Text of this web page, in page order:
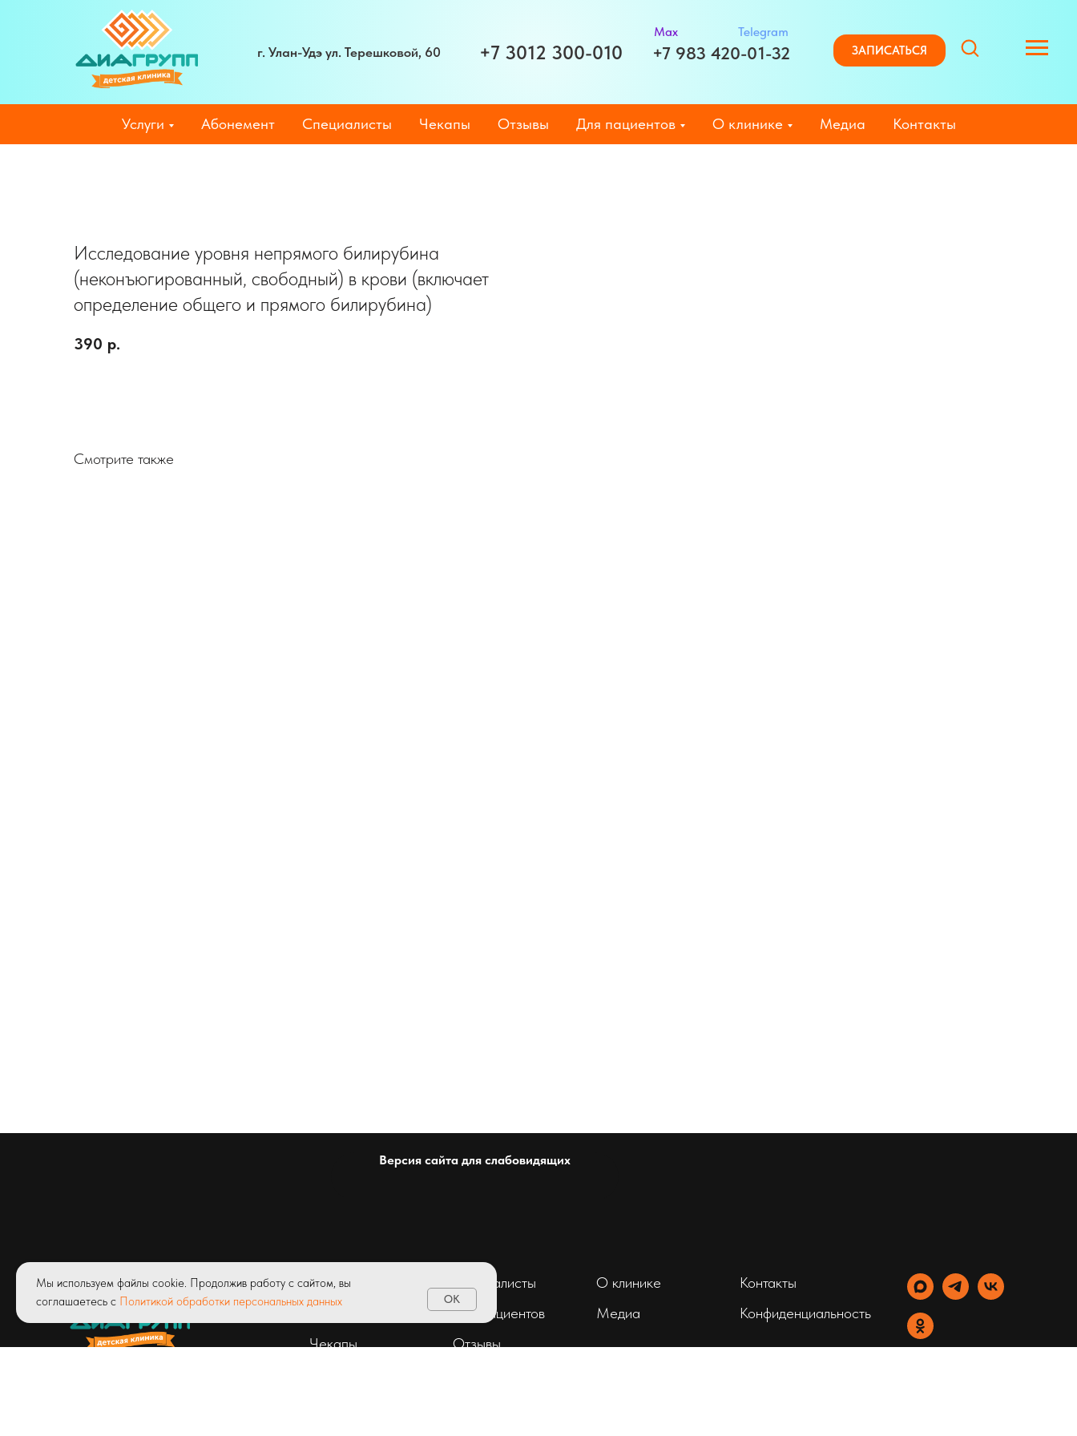
ЗАПИСАТЬСЯ
+7 3012 300-010 +7 983 420-01-32
Max Telegram
г. Улан-Удэ ул. Терешковой, 60
Услуги Абонемент Специалисты Чекапы Отзывы Для пациентов О клинике Медиа Контакты
Мы используем файлы cookie. Продолжив работу с сайтом, вы
соглашаетесь с Политикой обработки персональных данных OK
Исследование уровня непрямого билирубина
(неконъюгированный, свободный) в крови (включает
определение общего и прямого билирубина)
390 р.
Смотрите также
Версия сайта для слабовидящих
Услуги
Абонемент
Чекапы
Специалисты
Для пациентов
Отзывы
О клинике
Медиа
Контакты
Конфиденциальность